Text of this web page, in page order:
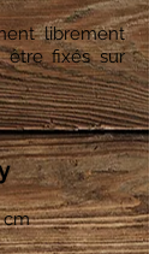
librement
être fixés sur
cm